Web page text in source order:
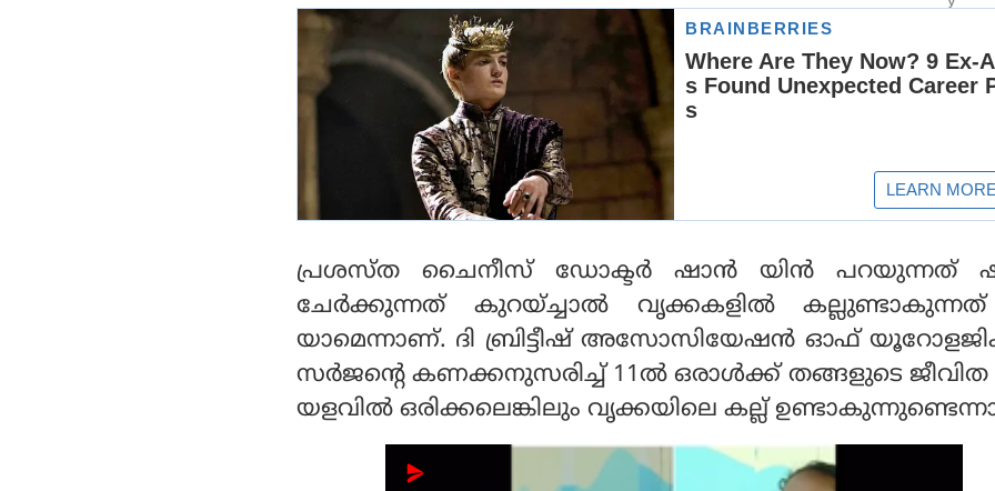
പ്രശസ്ത ചൈനീസ് ഡോക്ടര്‍ ഷാന്‍ യിന്‍ പറയുന്നത്
ചേര്‍ക്കുന്നത് കുറയ്ച്ചാല്‍ വൃക്കകളില്‍
യാമെന്നാണ്. ദി ബ്രിട്ടീഷ് അസോസിയേഷന്‍ ഓഫ്
സര്‍ജന്റെ കണക്കനുസരിച്ച് 11ല്‍ ഒരാള്‍ക്ക് തങ്ങളുടെ ജീവിത
യളവില്‍ ഒരിക്കലെങ്കിലും വൃക്കയിലെ കല്ല്